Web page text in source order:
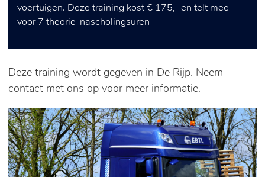
voertuigen. Deze training kost € 175,- en telt mee
voor 7 theorie-nascholingsuren
Deze training wordt gegeven in De Rijp. Neem
contact met ons op voor meer informatie.